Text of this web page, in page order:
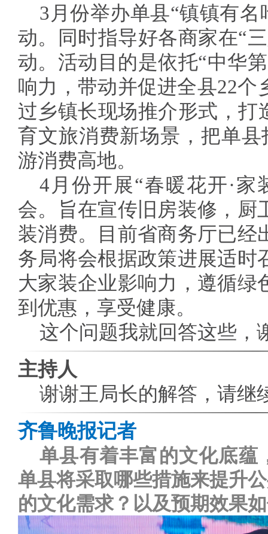
3月份举办单县“镇镇有名
动。同时指导好各商家在“
动。活动目的是依托“中华
响力，带动并促进全县22
过乡镇长现场推介形式，打
育文旅消费新场景，把单
游消费高地。
4月份开展“春暖花开·
会。旨在宣传旧房装修，厨
装消费。目前省商务厅已经
务局将会根据政策进展适时
大家装企业影响力，遵循绿
到优惠，享受健康。
这个问题我就回答这些，
主持人
谢谢王局长的解答，请继
齐鲁晚报记者
单县有着丰富的文化底蕴
单县将采取哪些措施来提升
的文化需求？以及预期效果